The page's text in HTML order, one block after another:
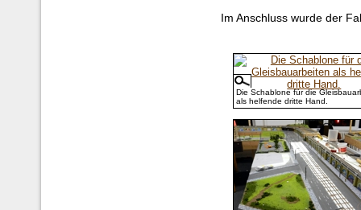
Im Anschluss wurde der
Die Schablone für die
als helfende dritte Hand.